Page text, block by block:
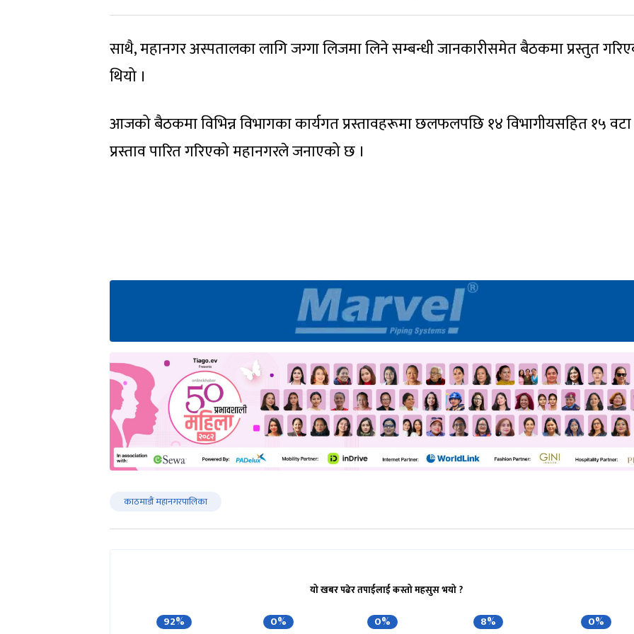
साथै, महानगर अस्पतालका लागि जग्गा लिजमा लिने सम्बन्धी जानकारीसमेत बैठकमा प्रस्तुत
थियो ।
आजको बैठकमा विभिन्न विभागका कार्यगत प्रस्तावहरूमा छलफलपछि १४ विभागीयसहित १५ वटा
प्रस्ताव पारित गरिएको महानगरले जनाएको छ ।
काठमाडौं महानगरपालिका
यो खबर पढेर तपाईलाई कस्तो महसुस भयो ?
92% 0% 0% 8% 0%